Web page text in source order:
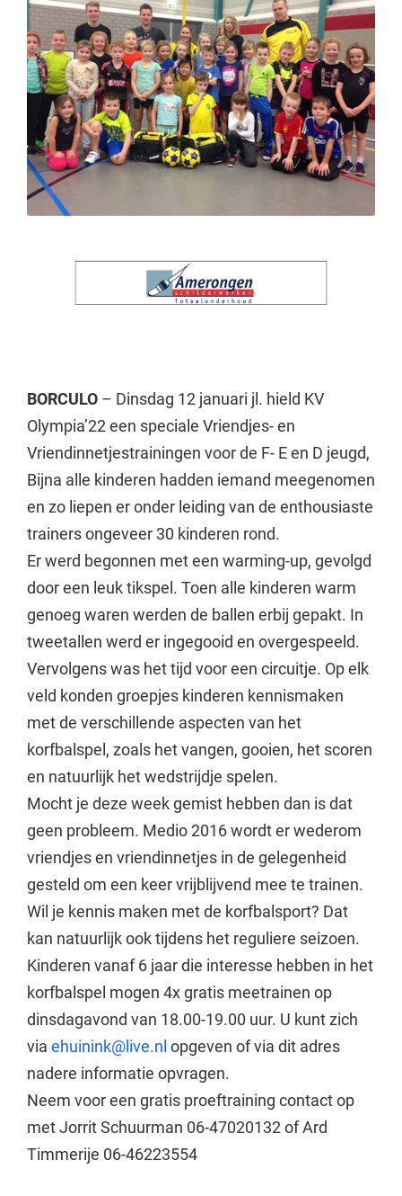
BORCULO– Dinsdag 12 januari jl. hield KV
Olympia’22 een speciale Vriendjes- en
Vriendinnetjestrainingen voor de F- E en D jeugd,
Bijna alle kinderen hadden iemand meegenomen
en zo liepen er onder leiding van de enthousiaste
trainers ongeveer 30 kinderen rond.
Er werd begonnen met een warming-up, gevolgd
door een leuk tikspel. Toen alle kinderen warm
genoeg waren werden de ballen erbij gepakt. In
tweetallen werd er ingegooid en overgespeeld.
Vervolgens was het tijd voor een circuitje. Op elk
veld konden groepjes kinderen kennismaken
met de verschillende aspecten van het
korfbalspel, zoals het vangen, gooien, het scoren
en natuurlijk het wedstrijdje spelen.
Mocht je deze week gemist hebben dan is dat
geen probleem. Medio 2016 wordt er wederom
vriendjes en vriendinnetjes in de gelegenheid
gesteld om een keer vrijblijvend mee te trainen.
Wil je kennis maken met de korfbalsport? Dat
kan natuurlijk ook tijdens het reguliere seizoen.
Kinderen vanaf 6 jaar die interesse hebben in het
korfbalspel mogen 4x gratis meetrainen op
dinsdagavond van 18.00-19.00 uur. U kunt zich
via ehuinink@live.nl opgeven of via dit adres
nadere informatie opvragen.
Neem voor een gratis proeftraining contact op
met Jorrit Schuurman 06-47020132 of Ard
Timmerije 06-46223554